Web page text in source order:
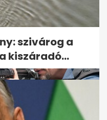
szivárog a
kiszáradó...